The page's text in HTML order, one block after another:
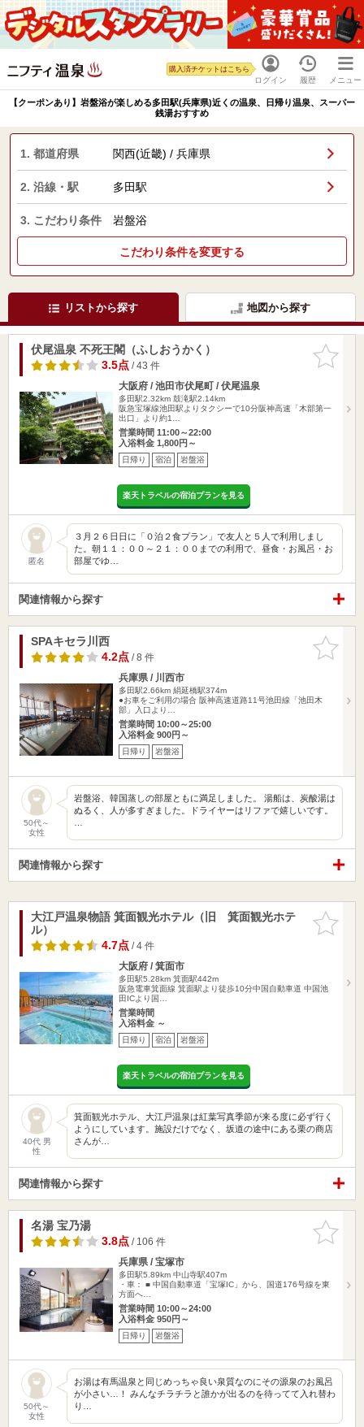
ログイン
購入済チケットはこちら
履歴 メニュー
【クーポンあり】岩盤浴が楽しめる多田駅(兵庫県)近くの温泉、日帰り温泉、スーパー
銭湯おすすめ
1. 都道府県 関西(近畿) / 兵庫県
2. 沿線・駅 多田駅
3. こだわり条件 岩盤浴
こだわり条件を変更する
リストから探す 地図から探す
お気に入
りに追加
伏尾温泉 不死王閣（ふしおうかく）
3.5点/ 43 件
大阪府 / 池田市伏尾町 / 伏尾温泉
多田駅2.32km 鼓滝駅2.14km
阪急宝塚線池田駅よりタクシーで10分阪神高速「木部第一
出口」より約1…
営業時間 11:00～22:00
入浴料金 1,800円～
日帰り 宿泊 岩盤浴
楽天トラベルの宿泊プランを見る
匿名
３月２６日日に「０泊２食プラン」で友人と５人で利用しまし
た。朝１１：００～２１：００までの利用で、昼食・お風呂・お
部屋でゆ…
関連情報から探す
お気に入
りに追加
SPAキセラ川西
4.2点/ 8 件
兵庫県 / 川西市
多田駅2.66km 絹延橋駅374m
●お車をご利用の場合 阪神高速道路11号池田線「池田木
部」入口より…
営業時間 10:00～25:00
入浴料金 900円～
日帰り 岩盤浴
50代～
女性
岩盤浴、韓国蒸しの部屋ともに満足しました。 湯船は、炭酸湯は
ぬるく、人が多すぎました。ドライヤーはリファで嬉しいです。
関連情報から探す
お気に入
りに追加
大江戸温泉物語 箕面観光ホテル（旧 箕面観光ホテ
ル）
4.7点/ 4 件
大阪府 / 箕面市
多田駅5.28km 箕面駅442m
阪急電車箕面線 箕面駅より徒歩10分中国自動車道 中国池
田ICより国…
営業時間
入浴料金 ～
日帰り 宿泊 岩盤浴
楽天トラベルの宿泊プランを見る
40代 男
性
箕面観光ホテル、大江戸温泉は紅葉写真季節が来る度に必ず行く
ようにしています。施設だけでなく、坂道の途中にある栗の商店
さんが…
関連情報から探す
お気に入
りに追加
名湯 宝乃湯
3.8点/ 106 件
兵庫県 / 宝塚市
多田駅5.89km 中山寺駅407m
・車： ■ 中国自動車道「宝塚IC」から、国道176号線を東
方面へ…
営業時間 10:00～24:00
入浴料金 950円～
日帰り 岩盤浴
50代～
女性
お湯は有馬温泉と同じめっちゃ良い泉質なのにその源泉のお風呂
が小さい…！ みんなチラチラと誰かが出るのを待ってて入れ替わ
り…